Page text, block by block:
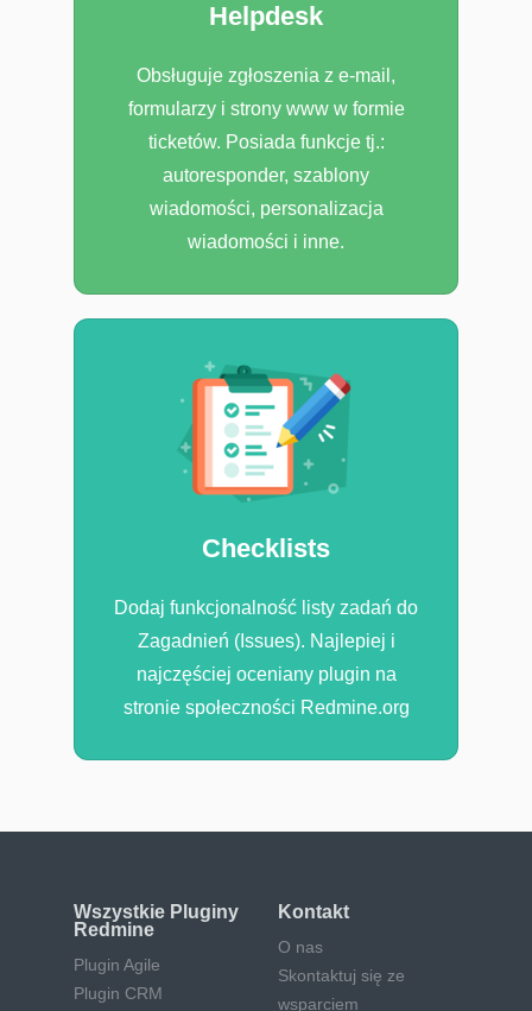
Helpdesk
Obsługuje zgłoszenia z e-mail,
formularzy i strony www w formie
ticketów. Posiada funkcje tj.:
autoresponder, szablony
wiadomości, personalizacja
wiadomości i inne.
Checklists
Dodaj funkcjonalność listy zadań do
Zagadnień (Issues). Najlepiej i
najczęściej oceniany plugin na
stronie społeczności Redmine.org
Wszystkie Pluginy
Redmine
Plugin Agile
Plugin CRM
Kontakt
O nas
Skontaktuj się ze
wsparciem